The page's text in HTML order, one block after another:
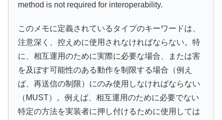
method is not required for interoperability.
このメモに定義されているタイプのキーワードは、
注意深く、控えめに使用されなければならない。特
に、相互運用のために実際に必要な場合、または害
を及ぼす可能性のある動作を制限する場合（例え
ば、再送信の制限）にのみ使用しなければならない
（MUST）。例えば、相互運用のために必要でない
特定の方法を実装者に押し付けるために使用しては